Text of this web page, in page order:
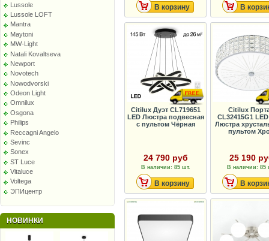
Lussole
Lussole LOFT
Mantra
Maytoni
MW-Light
Natali Kovaltseva
Newport
Novotech
Nowodvorski
Odeon Light
Omnilux
Osgona
Philips
Reccagni Angelo
Sevinc
Sonex
ST Luce
Vitaluce
Voltega
ЭПИцентр
НОВИНКИ
В корзину В
Citilux Дуэт CL719651
LED Люстра подвесная
с пультом Чёрная
24 790 руб
В наличии: 85 шт.
В корзину
Citilux
CL32415G1
Люстра
пультом
25 190
В наличии: 85
В